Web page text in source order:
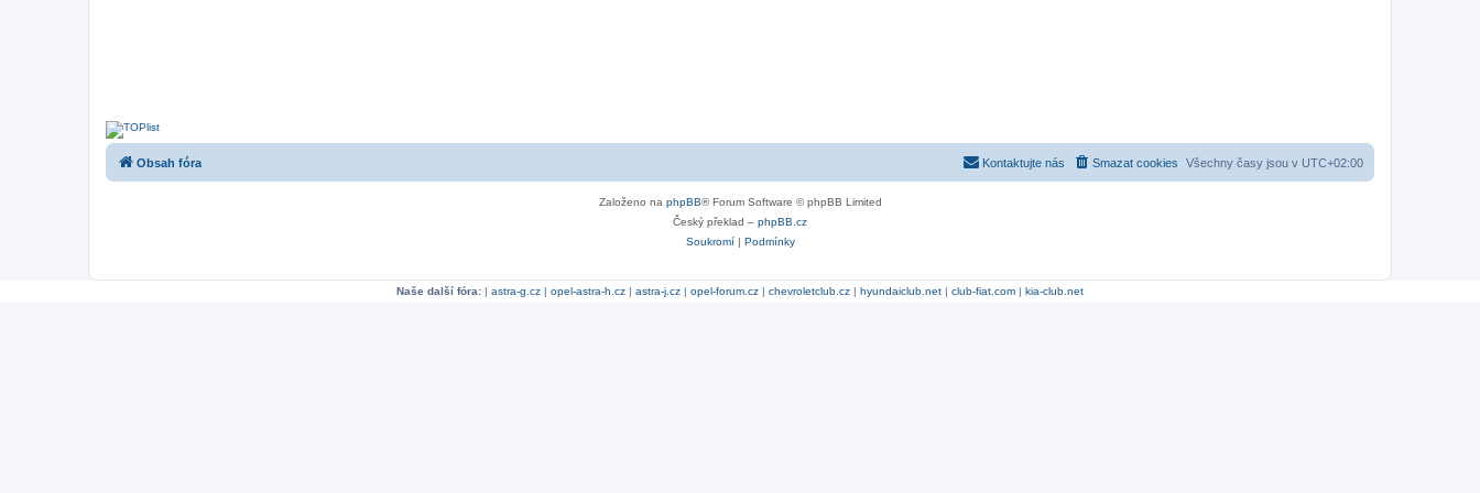
Obsah fóra Všechny časy jsou v UTC+02:00
Smazat cookies
Kontaktujte nás
Založeno na phpBB® Forum Software © phpBB Limited
Český překlad – phpBB.cz
Soukromí| Podmínky
Naše další fóra: | astra-g.cz | opel-astra-h.cz | astra-j.cz | opel-forum.cz | chevroletclub.cz | hyundaiclub.net | club-fiat.com | kia-club.net